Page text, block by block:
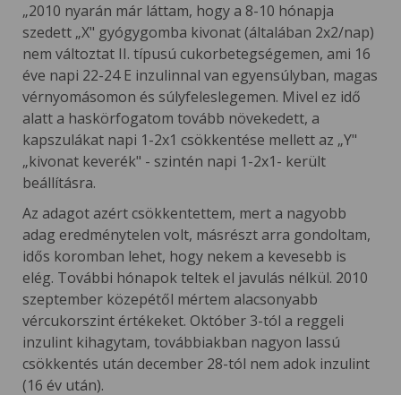
„2010 nyarán már láttam, hogy a 8-10 hónapja
szedett „X" gyógygomba kivonat (általában 2x2/nap)
nem változtat II. típusú cukorbetegségemen, ami 16
éve napi 22-24 E inzulinnal van egyensúlyban, magas
vérnyomásomon és súlyfeleslegemen. Mivel ez idő
alatt a haskörfogatom tovább növekedett, a
kapszulákat napi 1-2x1 csökkentése mellett az „Y"
„kivonat keverék" - szintén napi 1-2x1- került
beállításra.
Az adagot azért csökkentettem, mert a nagyobb
adag eredménytelen volt, másrészt arra gondoltam,
idős koromban lehet, hogy nekem a kevesebb is
elég. További hónapok teltek el javulás nélkül. 2010
szeptember közepétől mértem alacsonyabb
vércukorszint értékeket. Október 3-tól a reggeli
inzulint kihagytam, továbbiakban nagyon lassú
csökkentés után december 28-tól nem adok inzulint
(16 év után).